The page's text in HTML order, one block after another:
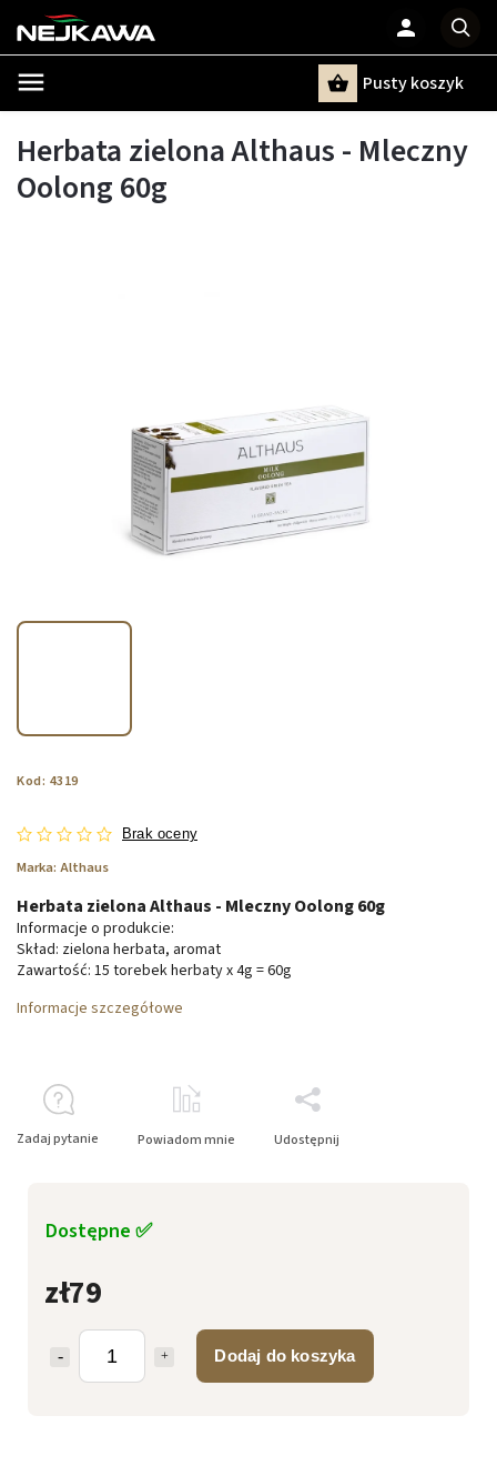
Pusty koszyk
Herbata zielona Althaus - Mleczny
Oolong 60g
Kod: 4319
Brak oceny
Marka: Althaus
zł79
Dodaj do koszyka
Dostępne ✅
Herbata zielona Althaus - Mleczny Oolong 60g
Informacje o produkcie:
Skład: zielona herbata, aromat
Zawartość: 15 torebek herbaty x 4g = 60g
Informacje szczegółowe
Zadaj pytanie Powiadom mnie Udostępnij